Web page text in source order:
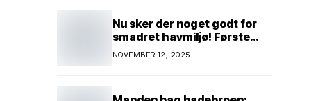
Nu sker der noget godt for
smadret havmiljø! Første
konkrete projekt!
Genopretning af natur i
NOVEMBER 12, 2025